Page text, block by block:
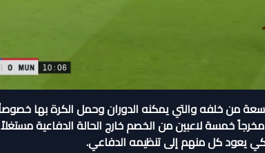
من خلفه والتي يمكنه الدوران وحمل الكرة بها
خمسة لاعبين من الخصم خارج الحالة الدفاعية
كي يعود كل منهم إلى تنظيمه الدفاعي.